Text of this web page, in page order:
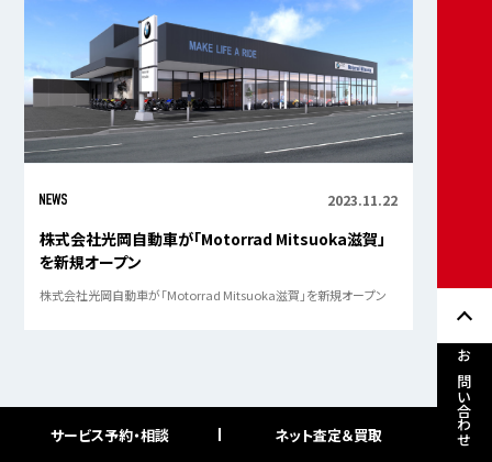
お問い合わせ
2023.11.22
株式会社光岡自動車が「Motorrad Mitsuoka滋賀」
を新規オープン
株式会社光岡自動車が「Motorrad Mitsuoka滋賀」を新規オープン
サービス予約・相談 ネット査定＆買取